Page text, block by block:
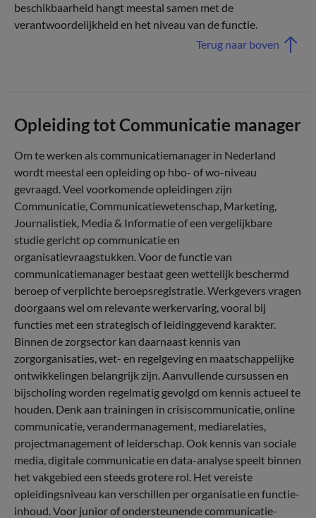
beschikbaarheid hangt meestal samen met de
verantwoordelijkheid en het niveau van de functie.
Terug naar boven
Opleiding tot Communicatie manager
Om te werken als communicatiemanager in Nederland
wordt meestal een opleiding op hbo- of wo-niveau
gevraagd. Veel voorkomende opleidingen zijn
Communicatie, Communicatiewetenschap, Marketing,
Journalistiek, Media & Informatie of een vergelijkbare
studie gericht op communicatie en
organisatievraagstukken. Voor de functie van
communicatiemanager bestaat geen wettelijk beschermd
beroep of verplichte beroepsregistratie. Werkgevers vragen
doorgaans wel om relevante werkervaring, vooral bij
functies met een strategisch of leidinggevend karakter.
Binnen de zorgsector kan daarnaast kennis van
zorgorganisaties, wet- en regelgeving en maatschappelijke
ontwikkelingen belangrijk zijn. Aanvullende cursussen en
bijscholing worden regelmatig gevolgd om kennis actueel te
houden. Denk aan trainingen in crisiscommunicatie, online
communicatie, verandermanagement, mediarelaties,
projectmanagement of leiderschap. Ook kennis van sociale
media, digitale communicatie en data-analyse speelt binnen
het vakgebied een steeds grotere rol. Het vereiste
opleidingsniveau kan verschillen per organisatie en functie-
inhoud. Voor junior of ondersteunende communicatie­